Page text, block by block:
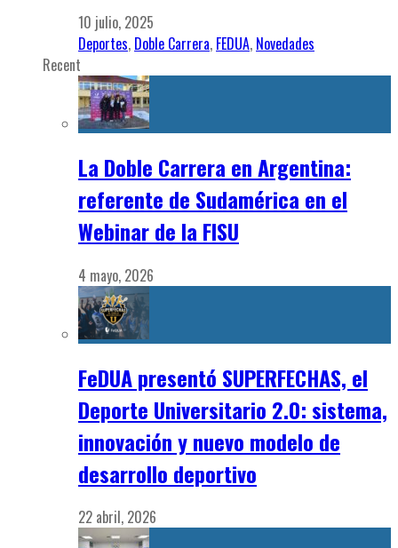
10 julio, 2025
Deportes, Doble Carrera, FEDUA, Novedades
Recent
La Doble Carrera en Argentina:
referente de Sudamérica en el
Webinar de la FISU
4 mayo, 2026
FeDUA presentó SUPERFECHAS, el
Deporte Universitario 2.0: sistema,
innovación y nuevo modelo de
desarrollo deportivo
22 abril, 2026